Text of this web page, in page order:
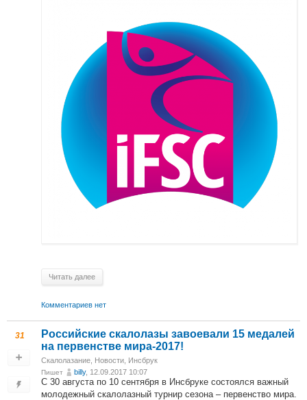
Читать далее
Комментариев нет
31
Российские скалолазы завоевали 15 медалей
на первенстве мира-2017!
Скалолазание Новости Инсбрук
Пишет billy, 12.09.2017 10:07
С 30 августа по 10 сентября в Инсбруке состоялся важный
молодежный скалолазный турнир сезона – первенство мира.